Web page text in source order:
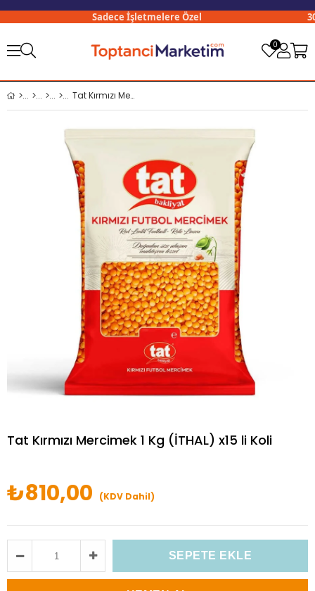
Sadece İşletmelere Özel
0
Tat Kırmızı Mercimek 1 Kg (İTHAL) x15 li Koli
Tat Kırmızı Mercimek 1 Kg (İTHAL) x15 li Koli
₺810,00 (KDV Dahil)